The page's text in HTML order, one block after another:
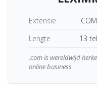
Extensie
.COM
Lengte
13
.com is wereldwijd
online business